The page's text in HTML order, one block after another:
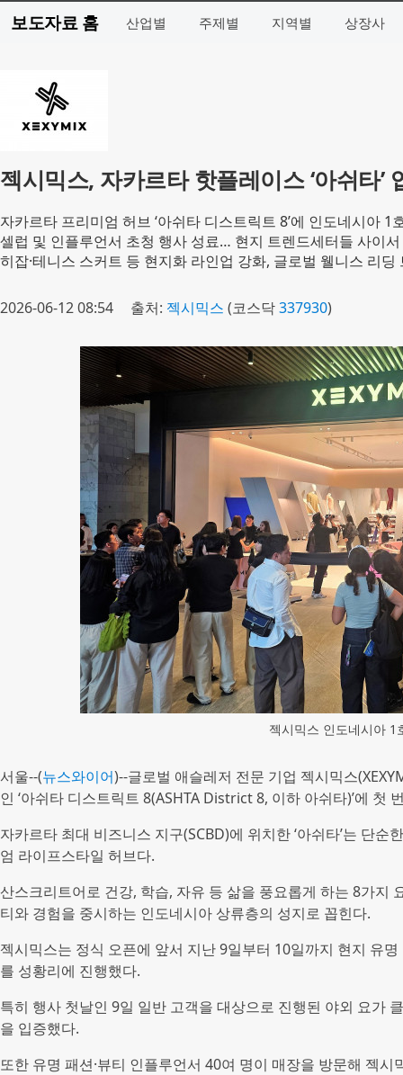
보도자료 홈 산업별 주제별 지역별 상장사
젝시믹스, 자카르타 핫플레이스 ‘아쉬타
자카르타 프리미엄 허브 ‘아쉬타 디스트릭트 8’에 인도네시아 1
셀럽 및 인플루언서 초청 행사 성료… 현지 트렌드세터들 사이
히잡·테니스 스커트 등 현지화 라인업 강화, 글로벌 웰니스 리딩
2026-06-12 08:54 출처: 젝시믹스 (코스닥337930)
젝시믹스 인도네시아 1
서울--(뉴스와이어)--글로벌 애슬레저 전문 기업 젝시믹스
인 ‘아쉬타 디스트릭트 8(ASHTA District 8, 이하 아쉬타)’에 첫
자카르타 최대 비즈니스 지구(SCBD)에 위치한 ‘아쉬타’는 단
엄 라이프스타일 허브다.
산스크리트어로 건강, 학습, 자유 등 삶을 풍요롭게 하는 8가지
티와 경험을 중시하는 인도네시아 상류층의 성지로 꼽힌다.
젝시믹스는 정식 오픈에 앞서 지난 9일부터 10일까지 현지 유
를 성황리에 진행했다.
특히 행사 첫날인 9일 일반 고객을 대상으로 진행된 야외 요가
을 입증했다.
또한 유명 패션·뷰티 인플루언서 40여 명이 매장을 방문해 젝